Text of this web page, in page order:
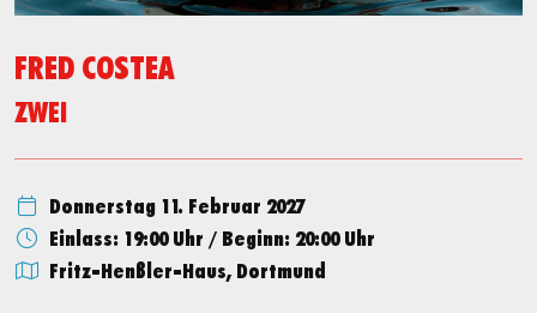
FRED COSTEA
ZWEI
Donnerstag 11. Februar 2027
Einlass: 19:00 Uhr / Beginn: 20:00 Uhr
Fritz-Henßler-Haus, Dortmund